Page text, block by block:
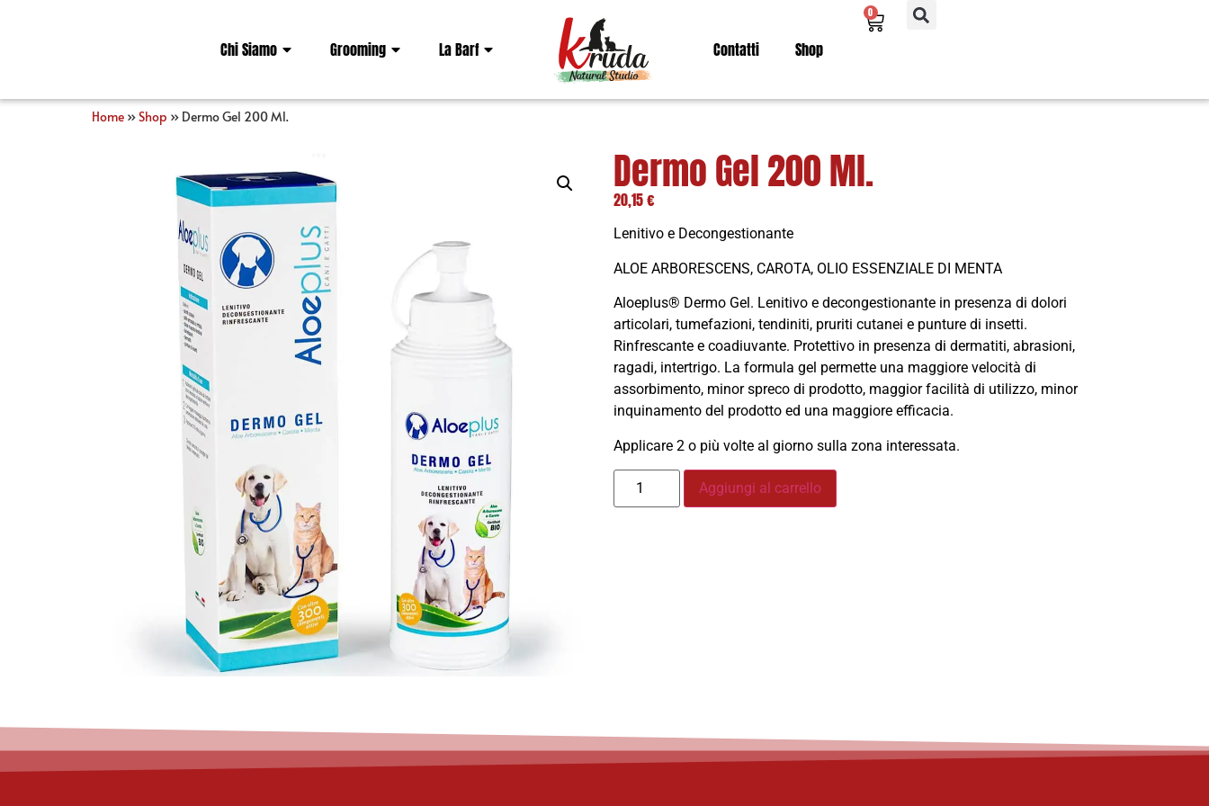
Chi Siamo Grooming La Barf Contatti Shop
0
Home »Shop » Dermo Gel 200 Ml.
Dermo Gel 200 Ml.
20,15€
Lenitivo e Decongestionante
ALOE ARBORESCENS, CAROTA, OLIO ESSENZIALE DI MENTA
Aloeplus® Dermo Gel. Lenitivo e decongestionante in presenza di dolori
articolari, tumefazioni, tendiniti, pruriti cutanei e punture di insetti.
Rinfrescante e coadiuvante. Protettivo in presenza di dermatiti, abrasioni,
ragadi, intertrigo. La formula gel permette una maggiore velocità di
assorbimento, minor spreco di prodotto, maggior facilità di utilizzo, minor
inquinamento del prodotto ed una maggiore efficacia.
Applicare 2 o più volte al giorno sulla zona interessata.
Aggiungi al carrello